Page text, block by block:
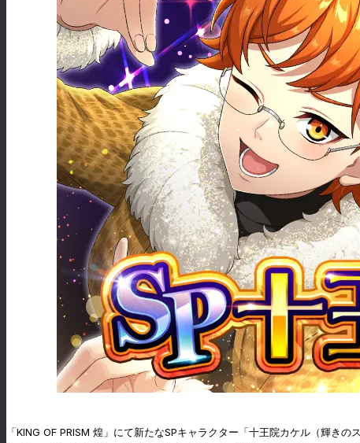
「KING OF PRISM 煌」にて新たなSPキャラクター「十王院カケル（輝き